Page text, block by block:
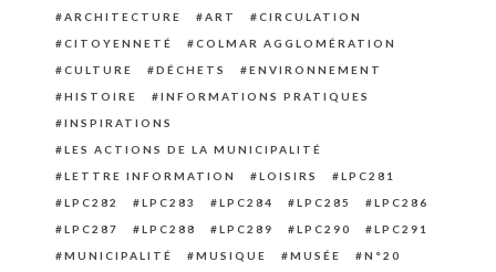
ARCHITECTURE
ART
CIRCULATION
CITOYENNETÉ
COLMAR AGGLOMÉRATION
CULTURE
DÉCHETS
ENVIRONNEMENT
HISTOIRE
INFORMATIONS PRATIQUES
INSPIRATIONS
LES ACTIONS DE LA MUNICIPALITÉ
LETTRE INFORMATION
LOISIRS
LPC281
LPC282
LPC283 LPC284 LPC285
LPC286
LPC287
LPC288 LPC289 LPC290
LPC291
MUNICIPALITÉ
MUSIQUE MUSÉE N°20